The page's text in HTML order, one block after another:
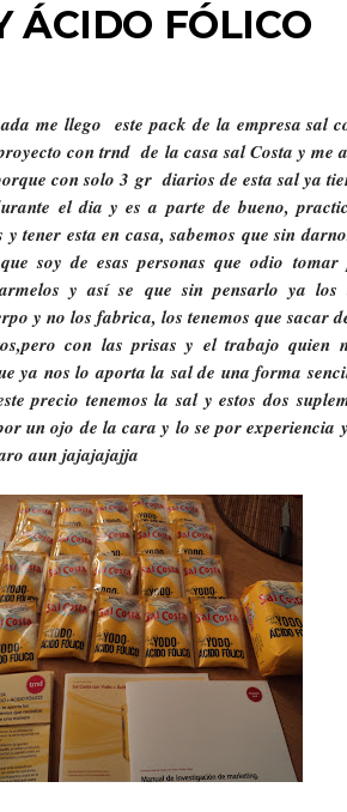
ÁCIDO FÓLICO
me llego este pack de la empresa sal
con trnd de la casa sal Costa y me
con solo 3 gr diarios de esta sal ya
el dia y es a parte de bueno,
tener esta en casa, sabemos que sin
soy de esas personas que odio tomar
y así se que sin pensarlo ya los
y no los fabrica, los tenemos que sacar
con las prisas y el trabajo quien
ya nos lo aporta la sal de una forma
precio tenemos la sal y estos dos
un ojo de la cara y lo se por experiencia
aun jajajajajja